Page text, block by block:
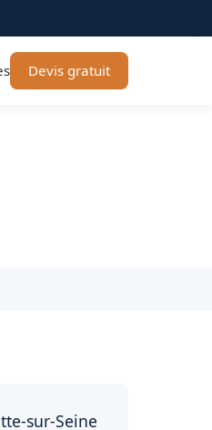
Devis gratuit
sur-Seine